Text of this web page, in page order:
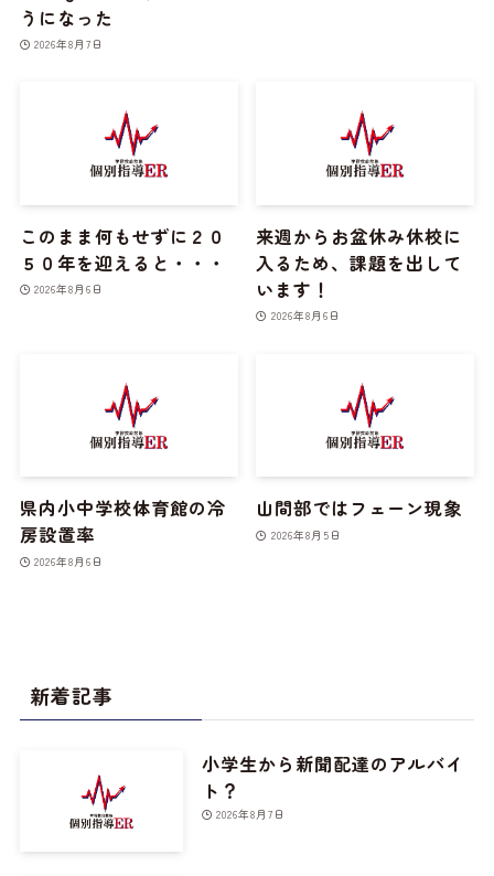
うになった
2026年8月7日
このまま何もせずに２０
５０年を迎えると・・・
2026年8月6日
来週からお盆休み休校に
入るため、課題を出して
います！
2026年8月6日
県内小中学校体育館の冷
房設置率
2026年8月6日
山間部ではフェーン現象
2026年8月5日
新着記事
小学生から新聞配達のアルバイ
ト？
2026年8月7日